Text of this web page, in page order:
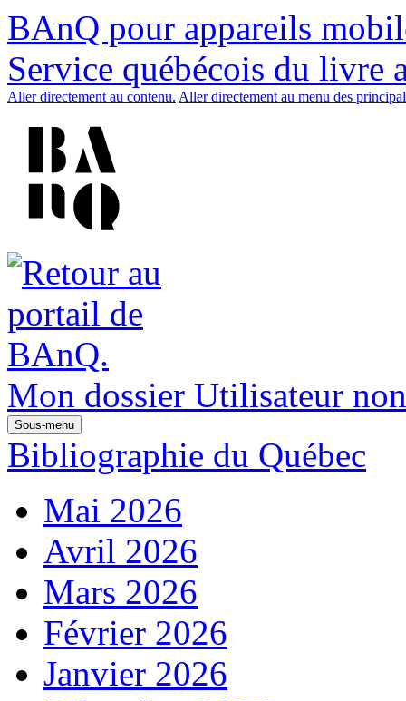
BAnQ pour appareils
Service québécois du livre
Aller directement au contenu. Aller directement au menu des
Mon dossier Utilisateur
Sous-menu
Bibliographie du Québec
Mai 2026
Avril 2026
Mars 2026
Février 2026
Janvier 2026